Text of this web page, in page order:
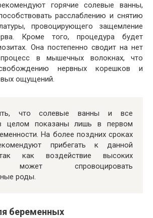
горячие солевые ванны,
расслаблению и снятию
провоцирующего защемление
Кроме того, процедура будет
Она постепенно сводит на нет
процесс в мышечных волокнах, что
нервных корешков и
ощущений.
что солевые ванны и все
целом показаны лишь в первом
На более поздних сроках
прибегать к данной
как воздействие высоких
может спровоцировать
роды.
беременных